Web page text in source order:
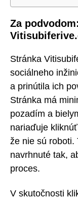
Za
Stránka
sociálneho
a prinútila ich
Stránka má
pozadím a
nariaďuje
že nie sú roboti.
navrhnuté tak,
proces.
V skutočnosti